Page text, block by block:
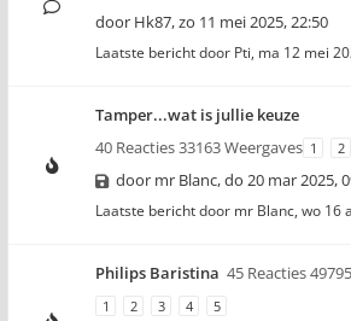
door Hk87,zo 11 mei 2025, 22:50
Laatste bericht door Pti, ma 12 mei
Tamper...wat is jullie keuze
40 Reacties 33163 Weergaves 1 2
door mr Blanc,do 20 mar 2025,
Laatste bericht door mr Blanc, wo 16
Philips Baristina 45 Reacties
1 2 3 4 5